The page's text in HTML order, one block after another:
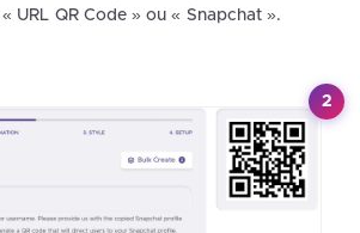
URL QR Code » ou « Snapchat ».
2